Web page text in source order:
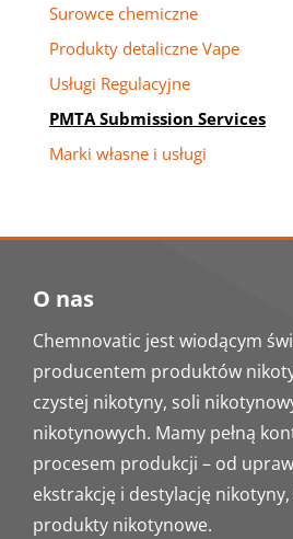
Surowce chemiczne
Produkty detaliczne Vape
Usługi Regulacyjne
PMTA Submission Services
Marki własne i usługi
O nas
Chemnovatic jest wiodącym
producentem produktów
czystej nikotyny, soli
nikotynowych. Mamy pełną
procesem produkcji – od
ekstrakcję i destylację
produkty nikotynowe.